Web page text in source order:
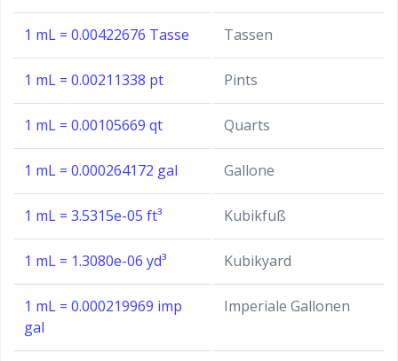
1 mL = 0.00422676 Tasse Tassen
1 mL = 0.00211338 pt Pints
1 mL = 0.00105669 qt Quarts
1 mL = 0.000264172 gal Gallone
1 mL = 3.5315e-05 ft³ Kubikfuß
1 mL = 1.3080e-06 yd³ Kubikyard
1 mL = 0.000219969 imp
gal
Imperiale Gallonen